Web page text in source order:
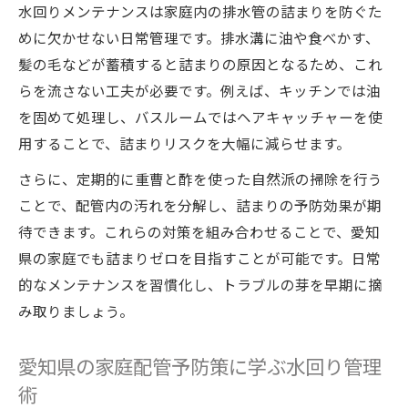
水回りメンテナンスは家庭内の排水管の詰まりを防ぐた
めに欠かせない日常管理です。排水溝に油や食べかす、
髪の毛などが蓄積すると詰まりの原因となるため、これ
らを流さない工夫が必要です。例えば、キッチンでは油
を固めて処理し、バスルームではヘアキャッチャーを使
用することで、詰まりリスクを大幅に減らせます。
さらに、定期的に重曹と酢を使った自然派の掃除を行う
ことで、配管内の汚れを分解し、詰まりの予防効果が期
待できます。これらの対策を組み合わせることで、愛知
県の家庭でも詰まりゼロを目指すことが可能です。日常
的なメンテナンスを習慣化し、トラブルの芽を早期に摘
み取りましょう。
愛知県の家庭配管予防策に学ぶ水回り管理
術